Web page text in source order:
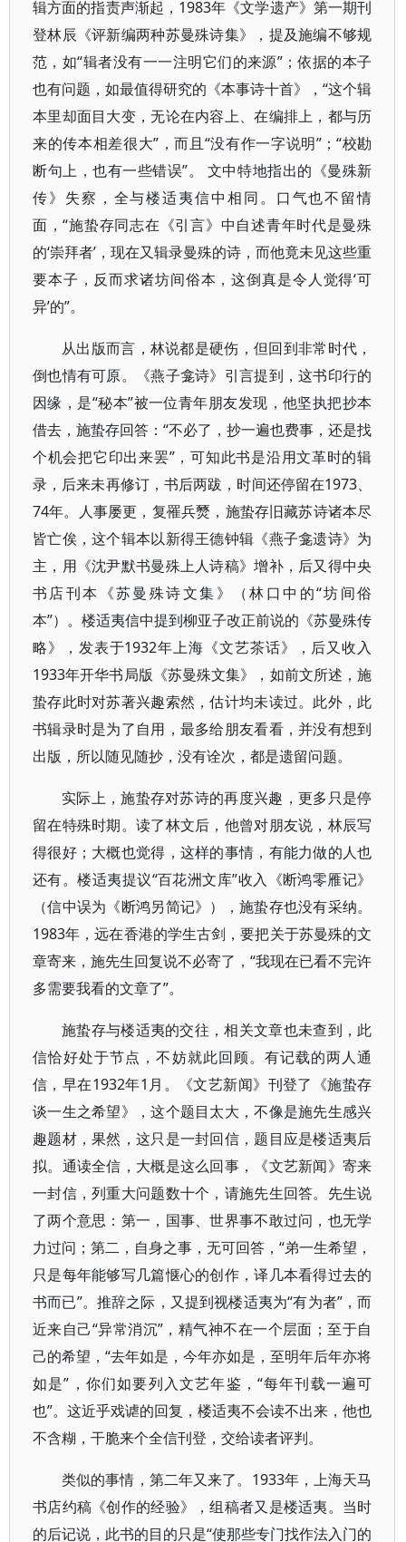
辑方面的指责声渐起，1983年《文学遗产》第一期刊
登林辰《评新编两种苏曼殊诗集》，提及施编不够规
范，如“辑者没有一一注明它们的来源”；依据的本子
也有问题，如最值得研究的《本事诗十首》，“这个辑
本里却面目大变，无论在内容上、在编排上，都与历
来的传本相差很大”，而且“没有作一字说明”；“校勘
断句上，也有一些错误”。 文中特地指出的《曼殊新
传》失察，全与楼适夷信中相同。口气也不留情
面，“施蛰存同志在《引言》中自述青年时代是曼殊
的‘崇拜者’，现在又辑录曼殊的诗，而他竟未见这些重
要本子，反而求诸坊间俗本，这倒真是令人觉得‘可
异’的”。
从出版而言，林说都是硬伤，但回到非常时代，
倒也情有可原。《燕子龛诗》引言提到，这书印行的
因缘，是“秘本”被一位青年朋友发现，他坚执把抄本
借去，施蛰存回答：“不必了，抄一遍也费事，还是找
个机会把它印出来罢”，可知此书是沿用文革时的辑
录，后来未再修订，书后两跋，时间还停留在1973、
74年。人事屡更，复罹兵燹，施蛰存旧藏苏诗诸本尽
皆亡俟，这个辑本以新得王德钟辑《燕子龛遗诗》为
主，用《沈尹默书曼殊上人诗稿》增补，后又得中央
书店刊本《苏曼殊诗文集》（林口中的“坊间俗
本”）。楼适夷信中提到柳亚子改正前说的《苏曼殊传
略》，发表于1932年上海《文艺茶话》，后又收入
1933年开华书局版《苏曼殊文集》，如前文所述，施
蛰存此时对苏著兴趣索然，估计均未读过。此外，此
书辑录时是为了自用，最多给朋友看看，并没有想到
出版，所以随见随抄，没有诠次，都是遗留问题。
实际上，施蛰存对苏诗的再度兴趣，更多只是停
留在特殊时期。读了林文后，他曾对朋友说，林辰写
得很好；大概也觉得，这样的事情，有能力做的人也
还有。楼适夷提议“百花洲文库”收入《断鸿零雁记》
（信中误为《断鸿另简记》），施蛰存也没有采纳。
1983年，远在香港的学生古剑，要把关于苏曼殊的文
章寄来，施先生回复说不必寄了，“我现在已看不完许
多需要我看的文章了”。
施蛰存与楼适夷的交往，相关文章也未查到，此
信恰好处于节点，不妨就此回顾。有记载的两人通
信，早在1932年1月。《文艺新闻》刊登了《施蛰存
谈一生之希望》，这个题目太大，不像是施先生感兴
趣题材，果然，这只是一封回信，题目应是楼适夷后
拟。通读全信，大概是这么回事，《文艺新闻》寄来
一封信，列重大问题数十个，请施先生回答。先生说
了两个意思：第一，国事、世界事不敢过问，也无学
力过问；第二，自身之事，无可回答，“弟一生希望，
只是每年能够写几篇惬心的创作，译几本看得过去的
书而已”。推辞之际，又提到视楼适夷为“有为者”，而
近来自己“异常消沉”，精气神不在一个层面；至于自
己的希望，“去年如是，今年亦如是，至明年后年亦将
如是”，你们如要列入文艺年鉴，“每年刊载一遍可
也”。这近乎戏谑的回复，楼适夷不会读不出来，他也
不含糊，干脆来个全信刊登，交给读者评判。
类似的事情，第二年又来了。1933年，上海天马
书店约稿《创作的经验》，组稿者又是楼适夷。当时
的后记说，此书的目的只是“使那些专门找作法入门的